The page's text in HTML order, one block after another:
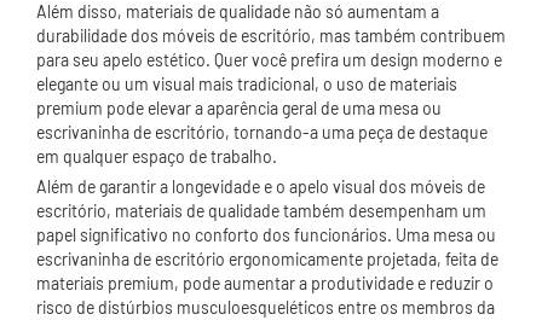
Além disso, materiais de qualidade não só aumentam a
durabilidade dos móveis de escritório, mas também contribuem
para seu apelo estético. Quer você prefira um design moderno e
elegante ou um visual mais tradicional, o uso de materiais
premium pode elevar a aparência geral de uma mesa ou
escrivaninha de escritório, tornando-a uma peça de destaque
em qualquer espaço de trabalho.
Além de garantir a longevidade e o apelo visual dos móveis de
escritório, materiais de qualidade também desempenham um
papel significativo no conforto dos funcionários. Uma mesa ou
escrivaninha de escritório ergonomicamente projetada, feita de
materiais premium, pode aumentar a produtividade e reduzir o
risco de distúrbios musculoesqueléticos entre os membros da